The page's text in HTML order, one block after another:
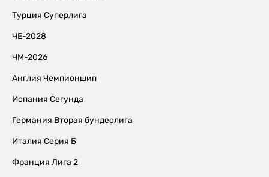
Турция Суперлига
ЧЕ-2028
ЧМ-2026
Англия Чемпионшип
Испания Сегунда
Германия Вторая бундеслига
Италия Серия Б
Франция Лига 2